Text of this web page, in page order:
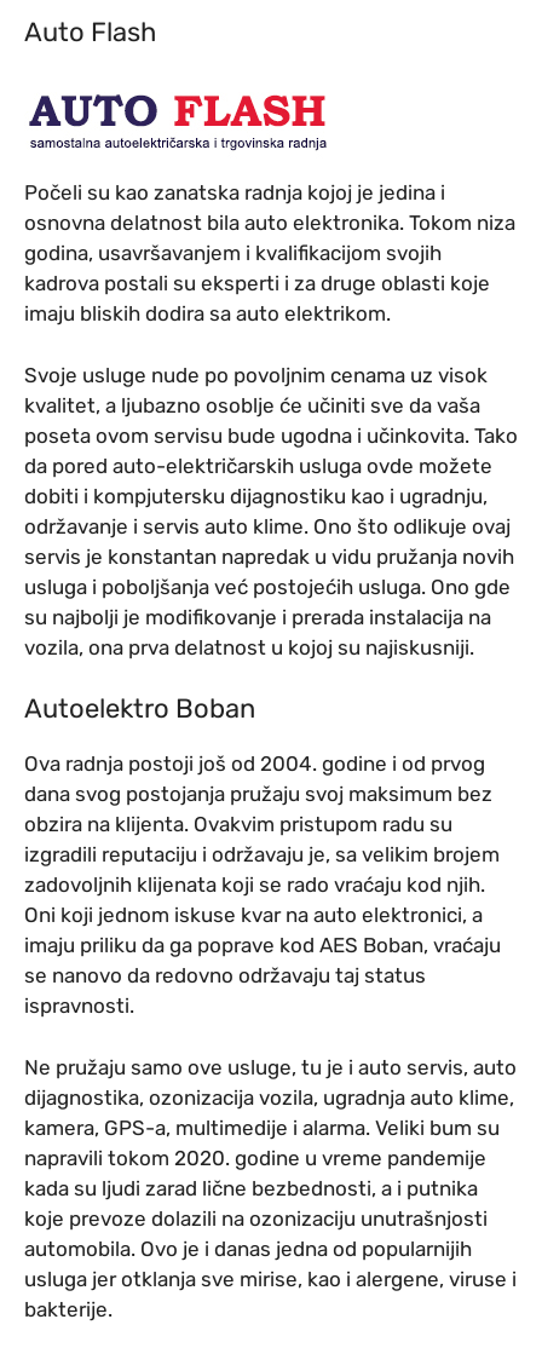
Auto Flash
Počeli su kao zanatska radnja kojoj je jedina i
osnovna delatnost bila auto elektronika. Tokom niza
godina, usavršavanjem i kvalifikacijom svojih
kadrova postali su eksperti i za druge oblasti koje
imaju bliskih dodira sa auto elektrikom.
Svoje usluge nude po povoljnim cenama uz visok
kvalitet, a ljubazno osoblje će učiniti sve da vaša
poseta ovom servisu bude ugodna i učinkovita. Tako
da pored auto-električarskih usluga ovde možete
dobiti i kompjutersku dijagnostiku kao i ugradnju,
održavanje i servis auto klime. Ono što odlikuje ovaj
servis je konstantan napredak u vidu pružanja novih
usluga i poboljšanja već postojećih usluga. Ono gde
su najbolji je modifikovanje i prerada instalacija na
vozila, ona prva delatnost u kojoj su najiskusniji.
Autoelektro Boban
Ova radnja postoji još od 2004. godine i od prvog
dana svog postojanja pružaju svoj maksimum bez
obzira na klijenta. Ovakvim pristupom radu su
izgradili reputaciju i održavaju je, sa velikim brojem
zadovoljnih klijenata koji se rado vraćaju kod njih.
Oni koji jednom iskuse kvar na auto elektronici, a
imaju priliku da ga poprave kod AES Boban, vraćaju
se nanovo da redovno održavaju taj status
ispravnosti.
Ne pružaju samo ove usluge, tu je i auto servis, auto
dijagnostika, ozonizacija vozila, ugradnja auto klime,
kamera, GPS-a, multimedije i alarma. Veliki bum su
napravili tokom 2020. godine u vreme pandemije
kada su ljudi zarad lične bezbednosti, a i putnika
koje prevoze dolazili na ozonizaciju unutrašnjosti
automobila. Ovo je i danas jedna od popularnijih
usluga jer otklanja sve mirise, kao i alergene, viruse i
bakterije.